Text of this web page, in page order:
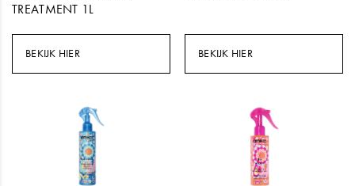
TREATMENT 1L
BEKIJK HIER BEKIJK HIER